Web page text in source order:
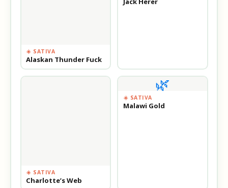
☀️ SATIVA
Alaskan Thunder Fuck
☀️ SATIVA
Charlotte’s Web
🌿
☀️ SATIVA
Malawi Gold